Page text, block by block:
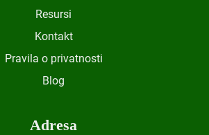
Resursi
Kontakt
Pravila o privatnosti
Blog
Adresa